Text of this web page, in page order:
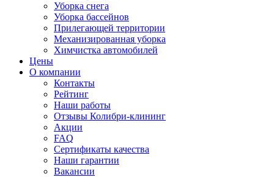
Уборка снега
Уборка бассейнов
Прилегающей территории
Механизированная уборка
Химчистка автомобилей
Цены
О компании
Контакты
Рейтинг
Наши работы
Отзывы Колибри-клининг
Акции
FAQ
Сертификаты качества
Наши гарантии
Вакансии